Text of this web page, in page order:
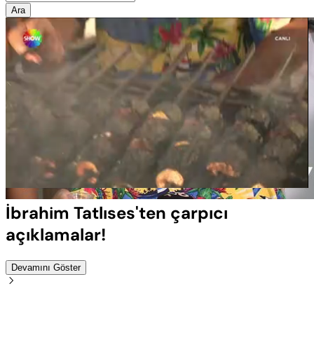
Ara
Sesi
Aç
Yüklendi
100.00%
Hızı
İbrahim Tatlıses'ten çarpıcı
açıklamalar!
Devamını Göster